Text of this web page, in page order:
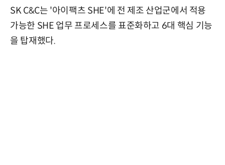
SK C&C는 '아이팩츠 SHE'에 전 제조 산업군에서 적용
가능한 SHE 업무 프로세스를 표준화하고 6대 핵심 기능
을 탑재했다.